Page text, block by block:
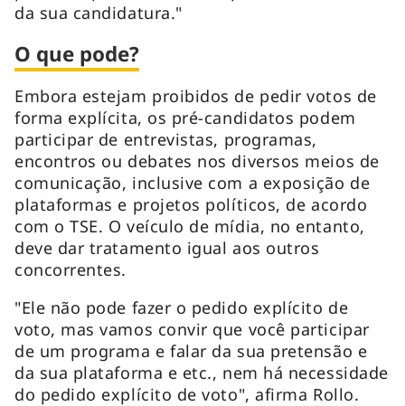
da sua candidatura."
O que pode?
Embora estejam proibidos de pedir votos de
forma explícita, os pré-candidatos podem
participar de entrevistas, programas,
encontros ou debates nos diversos meios de
comunicação, inclusive com a exposição de
plataformas e projetos políticos, de acordo
com o TSE. O veículo de mídia, no entanto,
deve dar tratamento igual aos outros
concorrentes.
"Ele não pode fazer o pedido explícito de
voto, mas vamos convir que você participar
de um programa e falar da sua pretensão e
da sua plataforma e etc., nem há necessidade
do pedido explícito de voto", afirma Rollo.